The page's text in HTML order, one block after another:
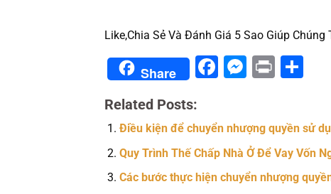
Like,Chia Sẻ Và Đánh Giá 5 Sao Giúp Chúng
Share Facebook
Print
Related Posts:
Điều kiện để chuyển nhượng quyền sử
Quy Trình Thế Chấp Nhà Ở Để Vay Vốn
Các bước thực hiện chuyển nhượng